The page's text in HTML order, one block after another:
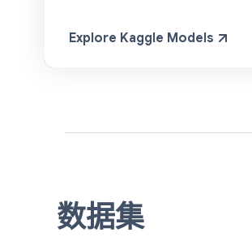
Explore Kaggle Models
数据集